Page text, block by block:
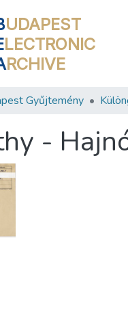
UDAPEST
LECTRONIC
RCHIVE
Gyűjtemény
-